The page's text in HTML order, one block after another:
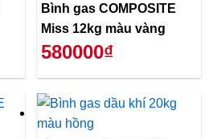
Bình gas COMPOSITE
Miss 12kg màu vàng
580000₫